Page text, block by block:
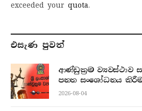
exceeded your quota.
එසැණ පුව​ත්
ආණ්ඩුක්‍රම ව්‍යවස්ථාව
පනත සංශෝධනය
2026-08-04